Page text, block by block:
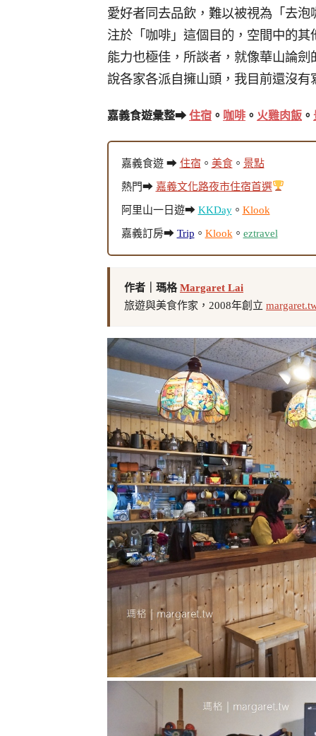
愛好者同去品飲，難以被視為「去
注於「咖啡」這個目的，空間中的
能力也極佳，所談者，就像華山論
說各家各派自擁山頭，我目前還沒有
嘉義食遊彙整➡ 住宿 。 咖啡 。 火雞肉飯 。
嘉義食遊 ➡ 住宿 。 美食。 景點
熱門➡ 嘉義文化路夜市住宿首選
阿里山一日遊➡ KKDay。 Klook
嘉義訂房➡ Trip 。 Klook 。 eztravel
作者｜瑪格Margaret Lai
旅遊與美食作家，2008年創立